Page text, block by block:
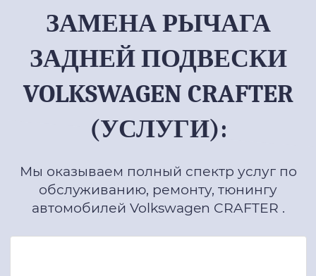
ЗАМЕНА РЫЧАГА
ЗАДНЕЙ ПОДВЕСКИ
VOLKSWAGEN CRAFTER
(УСЛУГИ):
Мы оказываем полный спектр услуг по
обслуживанию, ремонту, тюнингу
автомобилей Volkswagen CRAFTER .